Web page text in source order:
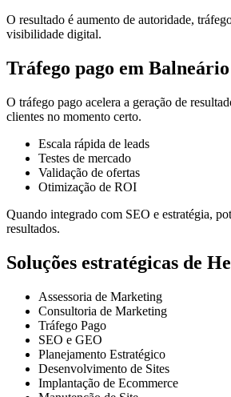
O resultado é aumento de autoridade,
visibilidade digital.
Tráfego pago em
O tráfego pago acelera a geração de
clientes no momento certo.
Escala rápida de leads
Testes de mercado
Validação de ofertas
Otimização de ROI
Quando integrado com SEO e estratégia,
resultados.
Soluções estratégicas de
Assessoria de Marketing
Consultoria de Marketing
Tráfego Pago
SEO e GEO
Planejamento Estratégico
Desenvolvimento de Sites
Implantação de Ecommerce